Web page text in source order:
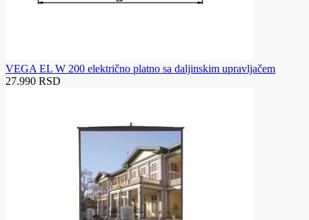
VEGA EL W 200 električno platno sa daljinskim upravljačem
27.990 RSD